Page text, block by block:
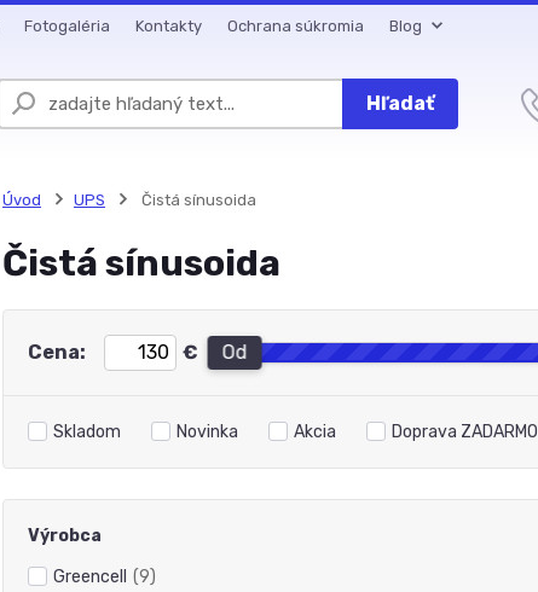
Fotogaléria Kontakty Ochrana súkromia Blog
Hľadať
Úvod UPS Čistá sínusoida
Čistá sínusoida
Cena: € Od
Skladom Novinka Akcia Doprava ZADARMO
Výrobca
Greencell
(9)